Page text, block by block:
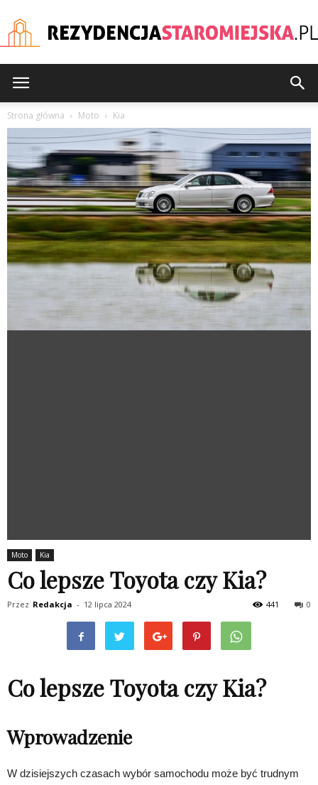
Strona główna Moto Kia
Moto Kia
Co lepsze Toyota czy Kia?
Przez Redakcja - 12 lipca 2024 0
441
Co lepsze Toyota czy Kia?
Wprowadzenie
W dzisiejszych czasach wybór samochodu może być trudnym